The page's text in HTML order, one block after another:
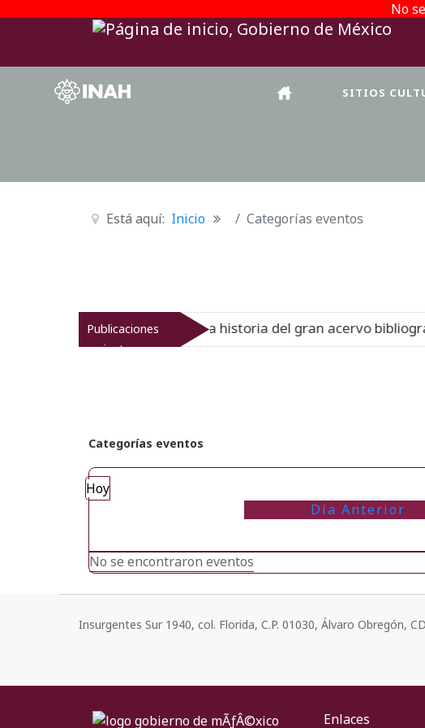
No
SITIOS
Está aquí: Inicio Categorías eventos
Publicaciones
recientes
del Virreinato muestra la historia del gran acervo
Categorías eventos
Hoy
Día Anterior
No se encontraron eventos
Insurgentes Sur 1940, col. Florida, C.P. 01030, Álvaro Obregón,
Enlaces